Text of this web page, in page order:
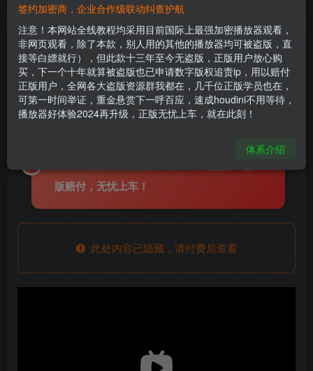
《Houdini多流体交互》
houdini666
1年前更新
关注 私信
4205
全线教程使用加密播放器观看，购买后，页
版赔付，无忧上车！
此处内容已隐藏，请付费后查看
签约加密商，企业合作级联动纠查护航
注意！本网站全线教程均采用目前国际上最强加密播放器观看，
非网页观看，除了本款，别人用的其他的播放器均可被盗版，直
接等白嫖就行），但此款十三年至今无盗版，正版用户放心购
买，下一个十年就算被盗版也已申请数字版权追责ip，用以赔付
正版用户，全网各大盗版资源群我都在，几千位正版学员也在，
可第一时间举证，重金悬赏下一呼百应，速成houdini不用等待，
播放器好体验2024再升级，正版无忧上车，就在此刻！
体系介绍